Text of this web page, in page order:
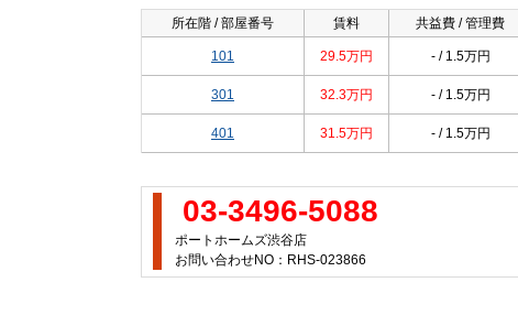
所在階 / 部屋番号 賃料 共益費 / 管理費
101 29.5万円 - / 1.5万円
301 32.3万円 - / 1.5万円
401 31.5万円 - / 1.5万円
03-3496-5088
ポートホームズ渋谷店
お問い合わせNO：RHS-023866